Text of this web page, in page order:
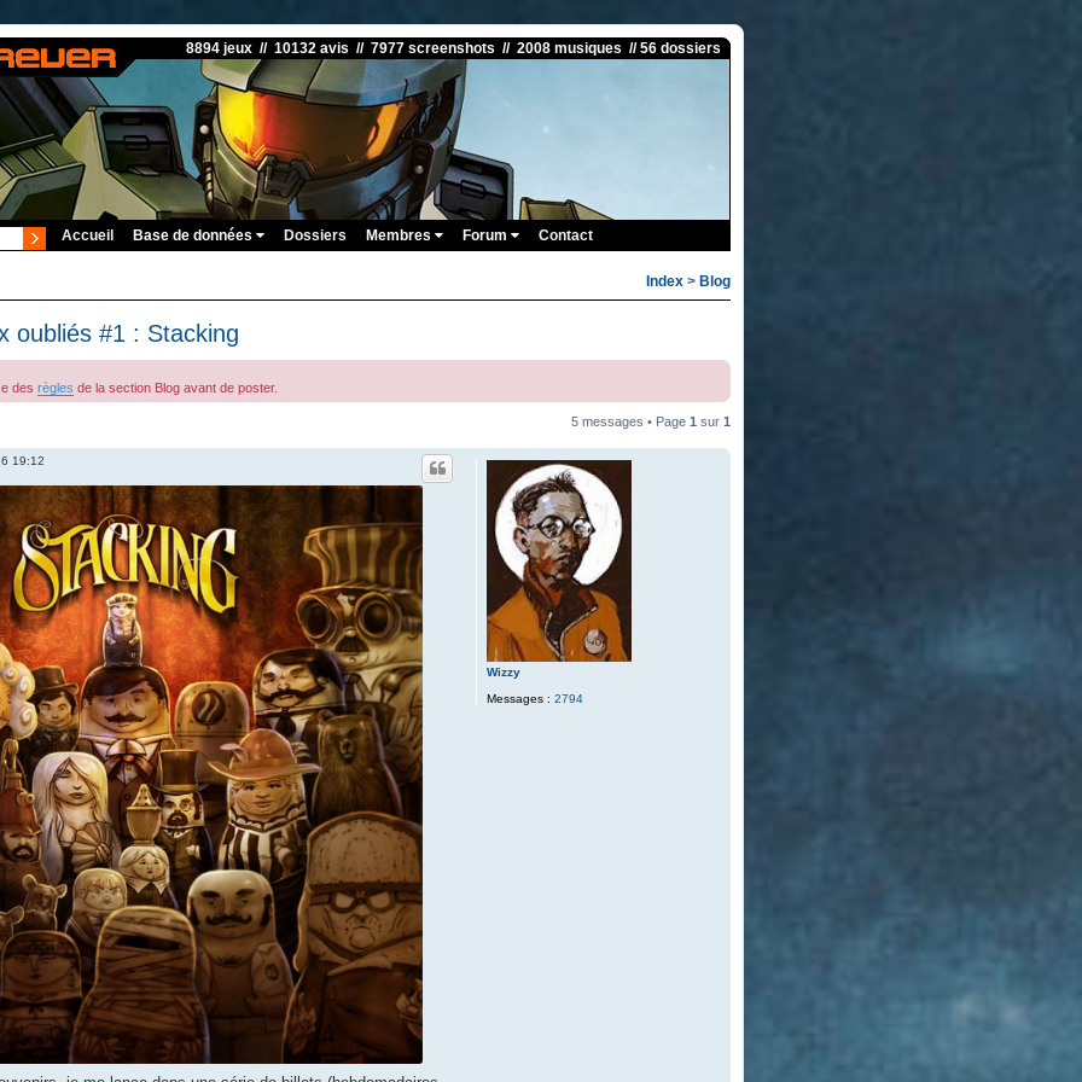
8894 jeux // 10132 avis // 7977 screenshots // 2008 musiques // 56 dossiers
Accueil Base de données Dossiers Membres Forum Contact
Index > Blog
oubliés #1 : Stacking
des règles de la section Blog avant de poster.
5 messages • Page 1 sur 1
Wizzy
Messages : 2794
19:12